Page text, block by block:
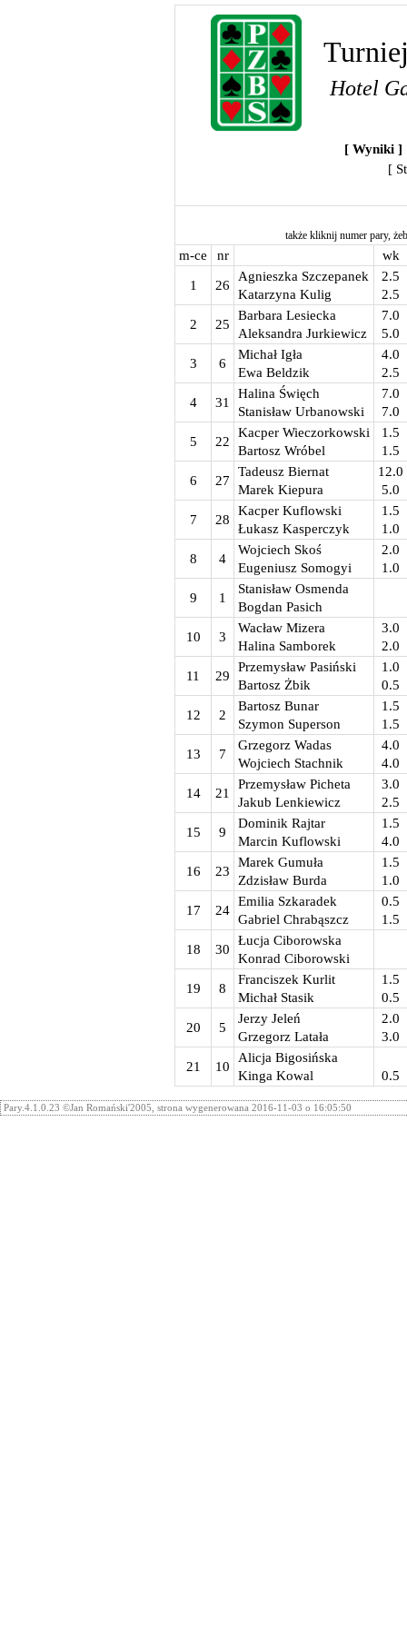
Hotel
[ Wyniki ]
[
także kliknij numer pary,
m-ce nr wk
1 26
Agnieszka Szczepanek
Katarzyna Kulig
2.5
2.5
2 25
Barbara Lesiecka
Aleksandra Jurkiewicz
7.0
5.0
3 6
Michał Igła
Ewa Beldzik
4.0
2.5
4 31
Halina Święch
Stanisław Urbanowski
7.0
7.0
5 22
Kacper Wieczorkowski
Bartosz Wróbel
1.5
1.5
6 27
Tadeusz Biernat
Marek Kiepura
12.0
5.0
7 28
Kacper Kuflowski
Łukasz Kasperczyk
1.5
1.0
8 4
Wojciech Skoś
Eugeniusz Somogyi
2.0
1.0
9 1
Stanisław Osmenda
Bogdan Pasich
10 3
Wacław Mizera
Halina Samborek
3.0
2.0
11 29
Przemysław Pasiński
Bartosz Żbik
1.0
0.5
12 2
Bartosz Bunar
Szymon Superson
1.5
1.5
13 7
Grzegorz Wadas
Wojciech Stachnik
4.0
4.0
14 21
Przemysław Picheta
Jakub Lenkiewicz
3.0
2.5
15 9
Dominik Rajtar
Marcin Kuflowski
1.5
4.0
16 23
Marek Gumuła
Zdzisław Burda
1.5
1.0
17 24
Emilia Szkaradek
Gabriel Chrabąszcz
0.5
1.5
18 30
Łucja Ciborowska
Konrad Ciborowski
19 8
Franciszek Kurlit
Michał Stasik
1.5
0.5
20 5
Jerzy Jeleń
Grzegorz Latała
2.0
3.0
21 10
Alicja Bigosińska
Kinga Kowal
0.5
Pary.4.1.0.23 ©Jan Romański'2005, strona wygenerowana 2016-11-03 o 16:05:50